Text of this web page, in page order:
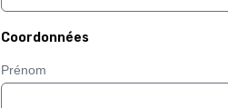
Coordonnées
Prénom